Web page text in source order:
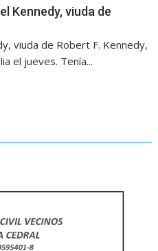
Kennedy, viuda de
viuda de Robert F. Kennedy,
el jueves. Tenía...